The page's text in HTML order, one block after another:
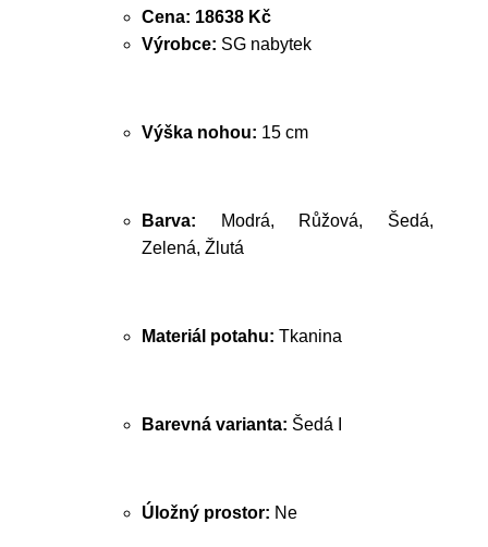
Cena: 18638 Kč
Výrobce: SG nabytek
Výška nohou: 15 cm
Barva: Modrá, Růžová, Šedá,
Zelená, Žlutá
Materiál potahu: Tkanina
Barevná varianta: Šedá I
Úložný prostor: Ne